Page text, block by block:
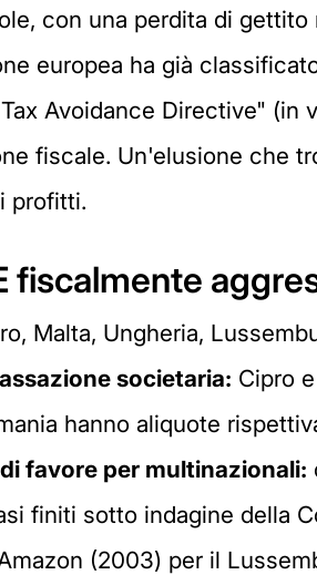
con una perdita di
europea ha già
Avoidance Directive" (in
fiscale. Un'elusione che
profitti.
fiscalmente
Malta, Ungheria,
societaria: Cipro
hanno aliquote
favore per multinazionali:
finiti sotto indagine della
(2003) per il